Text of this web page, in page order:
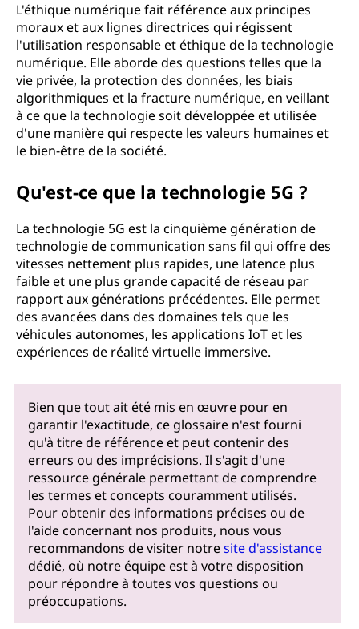
L'éthique numérique fait référence aux principes
moraux et aux lignes directrices qui régissent
l'utilisation responsable et éthique de la technologie
numérique. Elle aborde des questions telles que la
vie privée, la protection des données, les biais
algorithmiques et la fracture numérique, en veillant
à ce que la technologie soit développée et utilisée
d'une manière qui respecte les valeurs humaines et
le bien-être de la société.
Qu'est-ce que la technologie 5G ?
La technologie 5G est la cinquième génération de
technologie de communication sans fil qui offre des
vitesses nettement plus rapides, une latence plus
faible et une plus grande capacité de réseau par
rapport aux générations précédentes. Elle permet
des avancées dans des domaines tels que les
véhicules autonomes, les applications IoT et les
expériences de réalité virtuelle immersive.
Bien que tout ait été mis en œuvre pour en
garantir l'exactitude, ce glossaire n'est fourni
qu'à titre de référence et peut contenir des
erreurs ou des imprécisions. Il s'agit d'une
ressource générale permettant de comprendre
les termes et concepts couramment utilisés.
Pour obtenir des informations précises ou de
l'aide concernant nos produits, nous vous
recommandons de visiter notresite d'assistance
dédié, où notre équipe est à votre disposition
pour répondre à toutes vos questions ou
préoccupations.